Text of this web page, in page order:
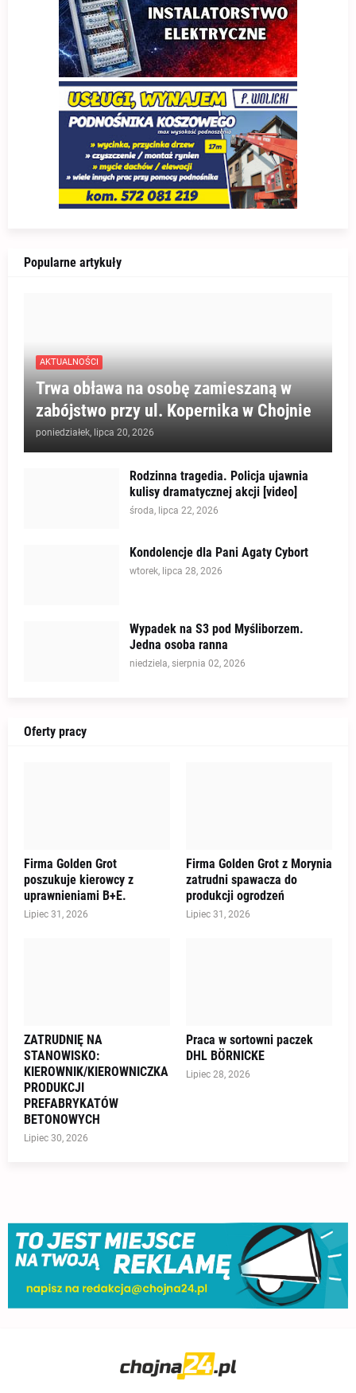
Popularne artykuły
AKTUALNOŚCI
Trwa obława na osobę zamieszaną w
zabójstwo przy ul. Kopernika w Chojnie
poniedziałek, lipca 20, 2026
Rodzinna tragedia. Policja ujawnia
kulisy dramatycznej akcji [video]
środa, lipca 22, 2026
Kondolencje dla Pani Agaty Cybort
wtorek, lipca 28, 2026
Wypadek na S3 pod Myśliborzem.
Jedna osoba ranna
niedziela, sierpnia 02, 2026
Oferty pracy
Firma Golden Grot
poszukuje kierowcy z
uprawnieniami B+E.
Lipiec 31, 2026
Firma Golden Grot z Morynia
zatrudni spawacza do
produkcji ogrodzeń
Lipiec 31, 2026
ZATRUDNIĘ NA
STANOWISKO:
KIEROWNIK/KIEROWNICZKA
PRODUKCJI
PREFABRYKATÓW
BETONOWYCH
Lipiec 30, 2026
Praca w sortowni paczek
DHL BÖRNICKE
Lipiec 28, 2026